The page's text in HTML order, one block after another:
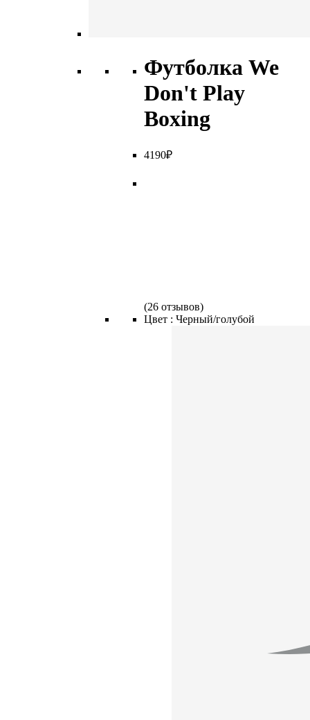
Футболка We
Don't Play
Boxing
4190₽
(26 отзывов)
Цвет : Черный/голубой